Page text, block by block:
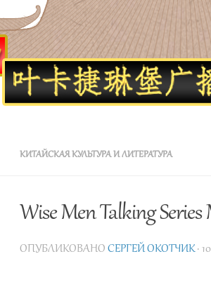
Школа Конфуция в
КИТАЙСКАЯ КУЛЬТУРА И ЛИТЕРАТУРА
Wise Men Talking Series
ОПУБЛИКОВАНО СЕРГЕЙ ОКОТЧИК·